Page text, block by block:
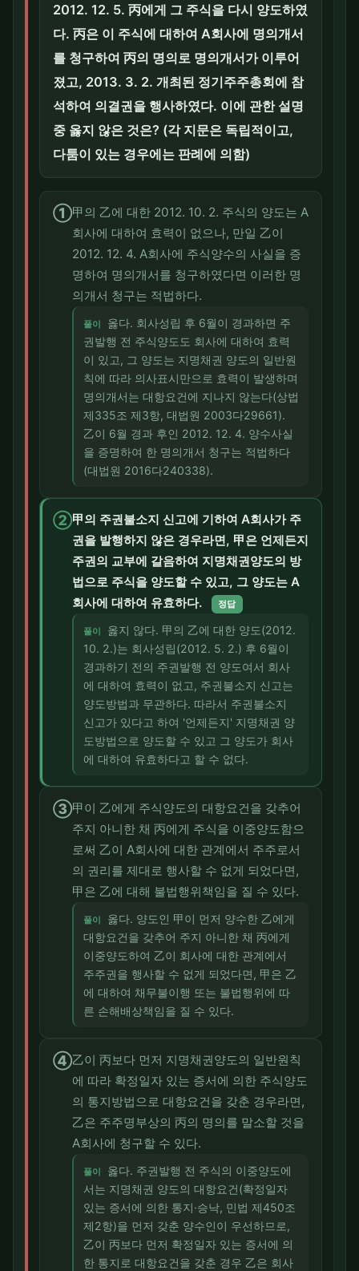
2012. 12. 5. 丙에게 그 주식을 다시 양도하였
다. 丙은 이 주식에 대하여 A회사에 명의개서
를 청구하여 丙의 명의로 명의개서가 이루어
졌고, 2013. 3. 2. 개최된 정기주주총회에 참
석하여 의결권을 행사하였다. 이에 관한 설명
중 옳지 않은 것은? (각 지문은 독립적이고,
다툼이 있는 경우에는 판례에 의함)
①甲의 乙에 대한 2012. 10. 2. 주식의 양도는 A
회사에 대하여 효력이 없으나, 만일 乙이
2012. 12. 4. A회사에 주식양수의 사실을 증
명하여 명의개서를 청구하였다면 이러한 명
의개서 청구는 적법하다.
풀이
옳다. 회사성립 후 6월이 경과하면 주
권발행 전 주식양도도 회사에 대하여 효력
이 있고, 그 양도는 지명채권 양도의 일반원
칙에 따라 의사표시만으로 효력이 발생하며
명의개서는 대항요건에 지나지 않는다(상법
제335조 제3항, 대법원 2003다29661).
乙이 6월 경과 후인 2012. 12. 4. 양수사실
을 증명하여 한 명의개서 청구는 적법하다
(대법원 2016다240338).
②甲의 주권불소지 신고에 기하여 A회사가 주
권을 발행하지 않은 경우라면, 甲은 언제든지
주권의 교부에 갈음하여 지명채권양도의 방
법으로 주식을 양도할 수 있고, 그 양도는 A
회사에 대하여 유효하다.
정답
풀이
옳지 않다. 甲의 乙에 대한 양도(2012.
10. 2.)는 회사성립(2012. 5. 2.) 후 6월이
경과하기 전의 주권발행 전 양도여서 회사
에 대하여 효력이 없고, 주권불소지 신고는
양도방법과 무관하다. 따라서 주권불소지
신고가 있다고 하여 '언제든지' 지명채권 양
도방법으로 양도할 수 있고 그 양도가 회사
에 대하여 유효하다고 할 수 없다.
③甲이 乙에게 주식양도의 대항요건을 갖추어
주지 아니한 채 丙에게 주식을 이중양도함으
로써 乙이 A회사에 대한 관계에서 주주로서
의 권리를 제대로 행사할 수 없게 되었다면,
甲은 乙에 대해 불법행위책임을 질 수 있다.
풀이
옳다. 양도인 甲이 먼저 양수한 乙에게
대항요건을 갖추어 주지 아니한 채 丙에게
이중양도하여 乙이 회사에 대한 관계에서
주주권을 행사할 수 없게 되었다면, 甲은 乙
에 대하여 채무불이행 또는 불법행위에 따
른 손해배상책임을 질 수 있다.
④乙이 丙보다 먼저 지명채권양도의 일반원칙
에 따라 확정일자 있는 증서에 의한 주식양도
의 통지방법으로 대항요건을 갖춘 경우라면,
乙은 주주명부상의 丙의 명의를 말소할 것을
A회사에 청구할 수 있다.
풀이
옳다. 주권발행 전 주식의 이중양도에
서는 지명채권 양도의 대항요건(확정일자
있는 증서에 의한 통지·승낙, 민법 제450조
제2항)을 먼저 갖춘 양수인이 우선하므로,
乙이 丙보다 먼저 확정일자 있는 증서에 의
한 통지로 대항요건을 갖춘 경우 乙은 회사